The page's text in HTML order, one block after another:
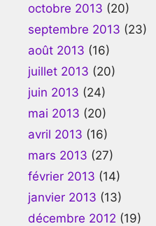
octobre 2013 (20)
septembre 2013 (23)
août 2013 (16)
juillet 2013 (20)
juin 2013 (24)
mai 2013 (20)
avril 2013 (16)
mars 2013 (27)
février 2013 (14)
janvier 2013 (13)
décembre 2012 (19)